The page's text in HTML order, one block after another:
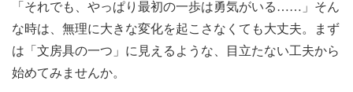
「それでも、やっぱり最初の一歩は勇気がいる……」そん
な時は、無理に大きな変化を起こさなくても大丈夫。まず
は「文房具の一つ」に見えるような、目立たない工夫から
始めてみませんか。